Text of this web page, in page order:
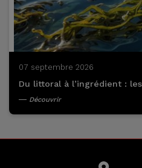
07 septembre 2026
Du littoral à l’ingrédient :
Découvrir